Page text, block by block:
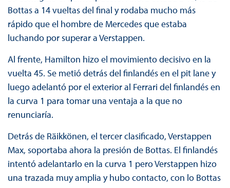
Bottas a 14 vueltas del final y rodaba mucho más
rápido que el hombre de Mercedes que estaba
luchando por superar a Verstappen.
Al frente, Hamilton hizo el movimiento decisivo en la
vuelta 45. Se metió detrás del finlandés en el pit lane y
luego adelantó por el exterior al Ferrari del finlandés en
la curva 1 para tomar una ventaja a la que no
renunciaría.
Detrás de Räikkönen, el tercer clasificado, Verstappen
Max, soportaba ahora la presión de Bottas. El finlandés
intentó adelantarlo en la curva 1 pero Verstappen hizo
una trazada muy amplia y hubo contacto, con lo Bottas